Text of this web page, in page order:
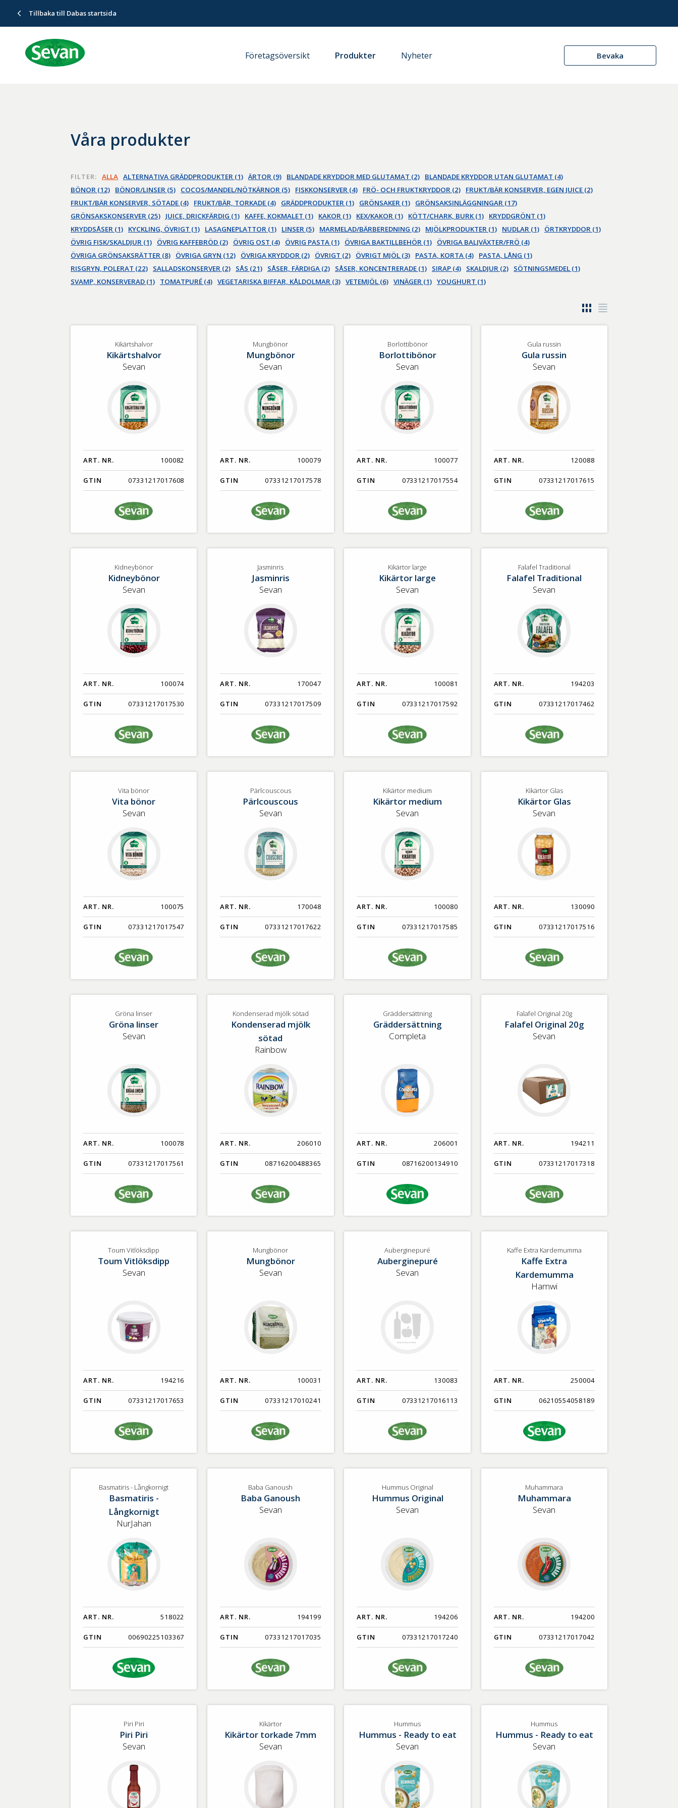
Tillbaka till Dabas startsida
Företagsöversikt Produkter Nyheter Bevaka
Våra produkter
FILTER: ALLA ALTERNATIVA GRÄDDPRODUKTER (1) ÄRTOR (9) BLANDADE KRYDDOR MED GLUTAMAT (2)
BLANDADE KRYDDOR UTAN GLUTAMAT (4)
BÖNOR (12)
BÖNOR/LINSER (5) COCOS/MANDEL/NÖTKÄRNOR (5) FISKKONSERVER (4) FRÖ- OCH FRUKTKRYDDOR (2)
FRUKT/BÄR KONSERVER, EGEN JUICE (2)
FRUKT/BÄR KONSERVER, SÖTADE (4)
FRUKT/BÄR, TORKADE (4) GRÄDDPRODUKTER (1) GRÖNSAKER (1)
GRÖNSAKSINLÄGGNINGAR (17)
GRÖNSAKSKONSERVER (25)
JUICE, DRICKFÄRDIG (1) KAFFE, KOKMALET (1) KAKOR (1) KEX/KAKOR (1) KÖTT/CHARK, BURK (1)
KRYDDGRÖNT (1)
KRYDDSÅSER (1)
KYCKLING, ÖVRIGT (1) LASAGNEPLATTOR (1) LINSER (5) MARMELAD/BÄRBEREDNING (2) MJÖLKPRODUKTER (1) NUDLAR (1)
ÖRTKRYDDOR (1)
ÖVRIG FISK/SKALDJUR (1)
ÖVRIG KAFFEBRÖD (2) ÖVRIG OST (4) ÖVRIG PASTA (1) ÖVRIGA BAKTILLBEHÖR (1)
ÖVRIGA BALJVÄXTER/FRÖ (4)
ÖVRIGA GRÖNSAKSRÄTTER (8)
ÖVRIGA GRYN (12) ÖVRIGA KRYDDOR (2) ÖVRIGT (2) ÖVRIGT MJÖL (3) PASTA, KORTA (4)
PASTA, LÅNG (1)
RISGRYN, POLERAT (22)
SALLADSKONSERVER (2) SÅS (21) SÅSER, FÄRDIGA (2) SÅSER, KONCENTRERADE (1) SIRAP (4) SKALDJUR (2)
SÖTNINGSMEDEL (1)
SVAMP, KONSERVERAD (1)
TOMATPURÉ (4) VEGETARISKA BIFFAR, KÅLDOLMAR (3) VETEMJÖL (6) VINÄGER (1) YOUGHURT (1)
Kikärtshalvor
Kikärtshalvor
Sevan
ART. NR. 100082
GTIN 07331217017608
Mungbönor
Mungbönor
Sevan
ART. NR. 100079
GTIN 07331217017578
Borlottibönor
Borlottibönor
Sevan
ART. NR. 100077
GTIN 07331217017554
Gula russin
Gula russin
Sevan
ART. NR. 120088
GTIN 07331217017615
Kidneybönor
Kidneybönor
Sevan
ART. NR. 100074
GTIN 07331217017530
Jasminris
Jasminris
Sevan
ART. NR. 170047
GTIN 07331217017509
Kikärtor large
Kikärtor large
Sevan
ART. NR. 100081
GTIN 07331217017592
Falafel Traditional
Falafel Traditional
Sevan
ART. NR. 194203
GTIN 07331217017462
Vita bönor
Vita bönor
Sevan
ART. NR. 100075
GTIN 07331217017547
Pärlcouscous
Pärlcouscous
Sevan
ART. NR. 170048
GTIN 07331217017622
Kikärtor medium
Kikärtor medium
Sevan
ART. NR. 100080
GTIN 07331217017585
Kikärtor Glas
Kikärtor Glas
Sevan
ART. NR. 130090
GTIN 07331217017516
Gröna linser
Gröna linser
Sevan
ART. NR. 100078
GTIN 07331217017561
Kondenserad mjölk sötad
Kondenserad mjölk
sötad
Rainbow
ART. NR. 206010
GTIN 08716200488365
Gräddersättning
Gräddersättning
Completa
ART. NR. 206001
GTIN 08716200134910
Falafel Original 20g
Falafel Original 20g
Sevan
ART. NR. 194211
GTIN 07331217017318
Toum Vitlöksdipp
Toum Vitlöksdipp
Sevan
ART. NR. 194216
GTIN 07331217017653
Mungbönor
Mungbönor
Sevan
ART. NR. 100031
GTIN 07331217010241
Auberginepuré
Auberginepuré
Sevan
ART. NR. 130083
GTIN 07331217016113
Kaffe Extra Kardemumma
Kaffe Extra
Kardemumma
Hamwi
ART. NR. 250004
GTIN 06210554058189
Basmatiris - Långkornigt
Basmatiris -
Långkornigt
NurJahan
ART. NR. 518022
GTIN 00690225103367
Baba Ganoush
Baba Ganoush
Sevan
ART. NR. 194199
GTIN 07331217017035
Hummus Original
Hummus Original
Sevan
ART. NR. 194206
GTIN 07331217017240
Muhammara
Muhammara
Sevan
ART. NR. 194200
GTIN 07331217017042
Piri Piri
Piri Piri
Sevan
Kikärtor
Kikärtor torkade 7mm
Sevan
Hummus
Hummus - Ready to eat
Sevan
Hummus
Hummus - Ready to eat
Sevan